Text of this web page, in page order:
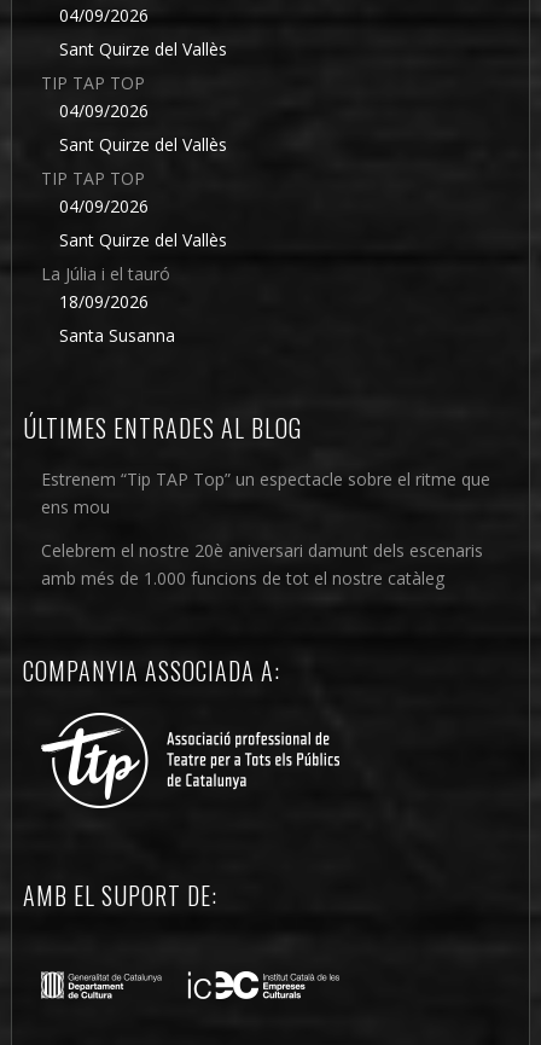
04/09/2026
Sant Quirze del Vallès
TIP TAP TOP
04/09/2026
Sant Quirze del Vallès
TIP TAP TOP
04/09/2026
Sant Quirze del Vallès
La Júlia i el tauró
18/09/2026
Santa Susanna
ÚLTIMES ENTRADES AL BLOG
Estrenem “Tip TAP Top” un espectacle sobre el ritme que
ens mou
Celebrem el nostre 20è aniversari damunt dels escenaris
amb més de 1.000 funcions de tot el nostre catàleg
COMPANYIA ASSOCIADA A:
AMB EL SUPORT DE: